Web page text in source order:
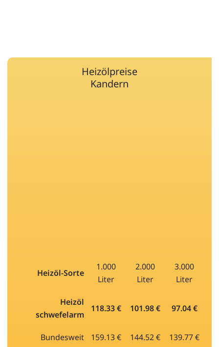
Heizölpreise
Kandern
Heizöl-Sorte
1.000
Liter
2.000
Liter
3.000
Liter
Heizöl
schwefelarm
118.33 € 101.98 € 97.04 €
Bundesweit 159.13 € 144.52 € 139.77 €